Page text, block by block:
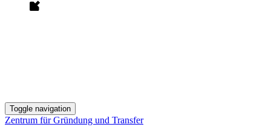
Toggle navigation
Zentrum für Gründung und Transfer